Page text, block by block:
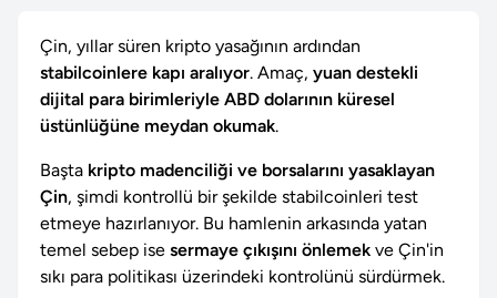
Çin, yıllar süren kripto yasağının ardından
stabilcoinlere kapı aralıyor. Amaç, yuan destekli
dijital para birimleriyle ABD dolarının küresel
üstünlüğüne meydan okumak.
Başta kripto madenciliği ve borsalarını yasaklayan
Çin, şimdi kontrollü bir şekilde stabilcoinleri test
etmeye hazırlanıyor. Bu hamlenin arkasında yatan
temel sebep ise sermaye çıkışını önlemek ve Çin'in
sıkı para politikası üzerindeki kontrolünü sürdürmek.